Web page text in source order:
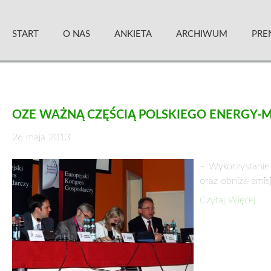
content
START O NAS ANKIETA ARCHIWUM
OZE WAŻNĄ CZĘŚCIĄ POLSKIEGO ENERGY-
26 maja 2013
–
oraz obniża
Czytaj Więcej